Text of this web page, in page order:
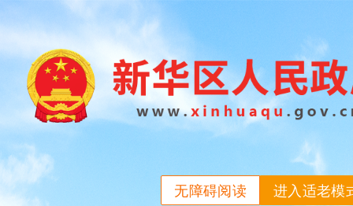
进入适老模
无障碍阅读